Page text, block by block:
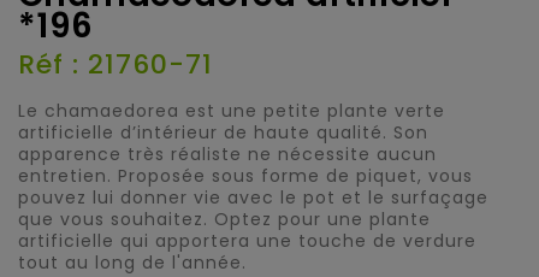
*196
Réf : 21760-71
Le chamaedorea est une petite plante verte
artificielle d’intérieur de haute qualité. Son
apparence très réaliste ne nécessite aucun
entretien. Proposée sous forme de piquet, vous
pouvez lui donner vie avec le pot et le surfaçage
que vous souhaitez. Optez pour une plante
artificielle qui apportera une touche de verdure
tout au long de l'année.